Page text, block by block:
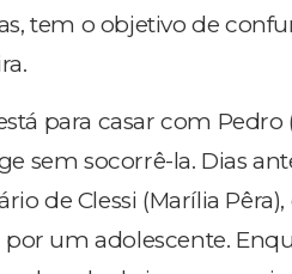
tem o objetivo de
para casar com Pedro
sem socorrê-la. Dias
de Clessi (Marília
por um adolescente.